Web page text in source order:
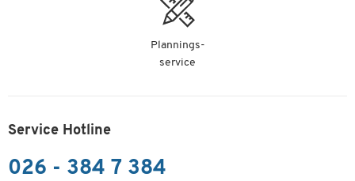
Plannings-
service
Service Hotline
026 - 384 7 384